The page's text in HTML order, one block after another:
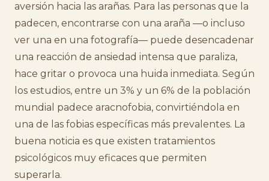
aversión hacia las arañas. Para las personas que la
padecen, encontrarse con una araña —o incluso
ver una en una fotografía— puede desencadenar
una reacción de ansiedad intensa que paraliza,
hace gritar o provoca una huida inmediata. Según
los estudios, entre un 3% y un 6% de la población
mundial padece aracnofobia, convirtiéndola en
una de las fobias específicas más prevalentes. La
buena noticia es que existen tratamientos
psicológicos muy eficaces que permiten
superarla.